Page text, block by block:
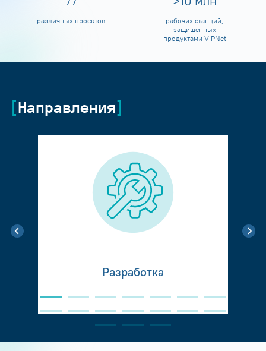
различных проектов
рабочих станций,
защищенных
продуктами ViPNet
Направления
Разработка